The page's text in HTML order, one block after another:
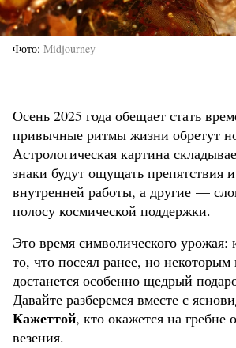
Фото Midjourney
Осень 2025 года обещает стать
привычные ритмы жизни обретут
Астрологическая картина
знаки будут ощущать препятствия
внутренней работы, а другие —
полосу космической поддержки.
Это время символического урожая:
то, что посеял ранее, но некоторым
достанется особенно щедрый
Давайте разберемся вместе с
Кажеттой, кто окажется на гребне
везения.